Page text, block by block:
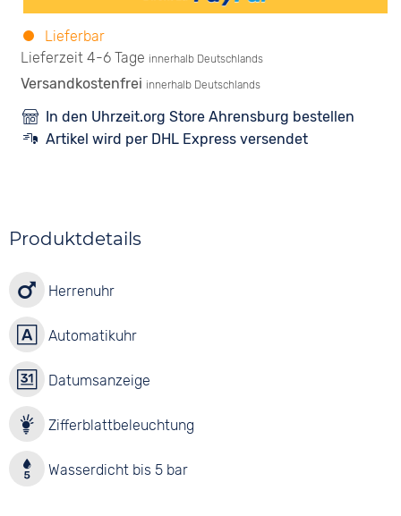
Lieferbar
Lieferzeit 4-6 Tage innerhalb Deutschlands
Versandkostenfrei innerhalb Deutschlands
In den Uhrzeit.org Store Ahrensburg bestellen
Artikel wird per DHL Express versendet
Produktdetails
Herrenuhr
Automatikuhr
Datumsanzeige
Zifferblattbeleuchtung
Wasserdicht bis 5 bar